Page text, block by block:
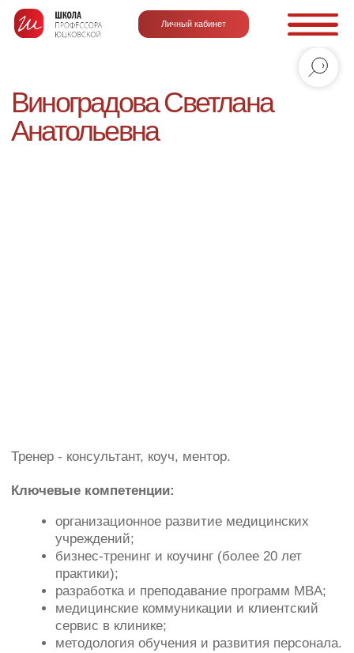
Личный кабинет
Анатольевна
методология обучения и развития персонала.
Профессиональный бэкграунд:
1. Куратор направления «Бизнес» в Школе
отвечает за содержание и развитие
бизнес‑программ;
обеспечивает связь теории с практикой для
2. Консультант по организационному развитию
Клиники Профессора Юцковской:
анализирует и оптимизирует
бизнес‑процессы клиники;
выстраивает эффективные управленческие